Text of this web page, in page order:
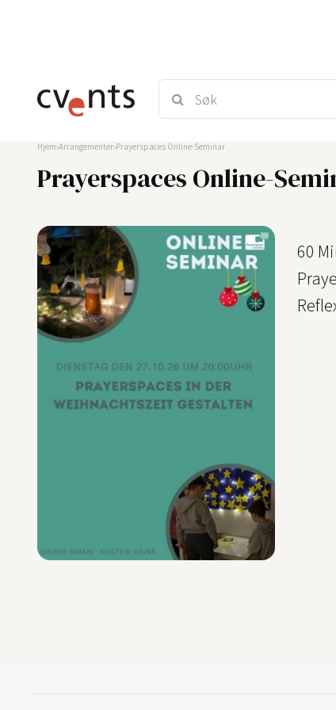
Hjem Arrangementer Prayerspaces Online-Seminar
Prayerspaces Online-
60